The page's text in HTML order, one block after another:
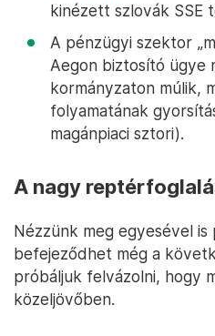
kinézett szlovák SSE
A pénzügyi szektor
Aegon biztosító ügye
kormányzaton múlik,
folyamatának
magánpiaci sztori).
A nagy
Nézzünk meg egyesével
befejeződhet még a
próbáljuk felvázolni, hogy
közeljövőben.